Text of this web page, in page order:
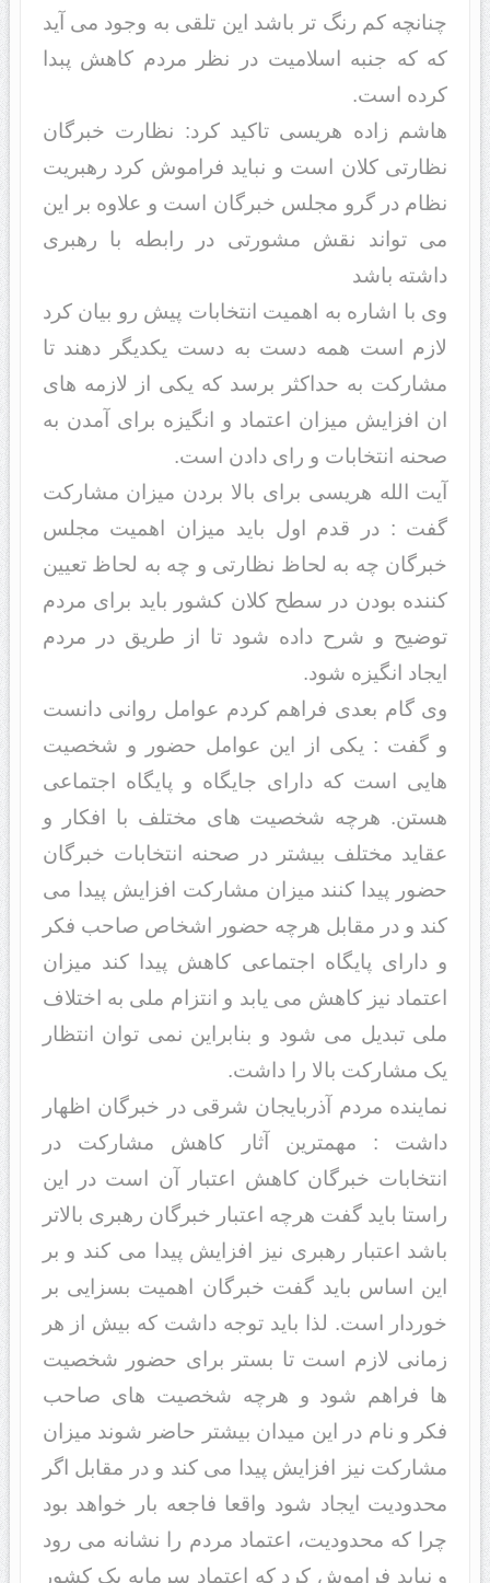
چنانچه کم رنگ تر باشد این تلقی به وجود می آید
که که جنبه اسلامیت در نظر مردم کاهش پبدا
کرده است.
هاشم زاده هریسی تاکید کرد: نظارت خبرگان
نظارتی کلان است و نباید فراموش کرد رهبریت
نظام در گرو مجلس خبرگان است و علاوه بر این
می تواند نقش مشورتی در رابطه با رهبری
داشته باشد
وی با اشاره به اهمیت انتخابات پیش رو بیان کرد
لازم است همه دست به دست یکدیگر دهند تا
مشارکت به حداکثر برسد که یکی از لازمه های
ان افزایش میزان اعتماد و انگیزه برای آمدن به
صحنه انتخابات و رای دادن است.
آیت الله هریسی برای بالا بردن میزان مشارکت
گفت : در قدم اول باید میزان اهمیت مجلس
خبرگان چه به لحاظ نظارتی و چه به لحاظ تعیین
کننده بودن در سطح کلان کشور باید برای مردم
توضیح و شرح داده شود تا از طریق در مردم
ایجاد انگیزه شود.
وی گام بعدی فراهم کردم عوامل روانی دانست
و گفت : یکی از این عوامل حضور و شخصیت
هایی است که دارای جایگاه و پایگاه اجتماعی
هستن. هرچه شخصیت های مختلف با افکار و
عقاید مختلف بیشتر در صحنه انتخابات خبرگان
حضور پیدا کنند میزان مشارکت افزایش پیدا می
کند و در مقابل هرچه حضور اشخاص صاحب فکر
و دارای پایگاه اجتماعی کاهش پیدا کند میزان
اعتماد نیز کاهش می یابد و انتزام ملی به اختلاف
ملی تبدیل می شود و بنابراین نمی توان انتظار
یک مشارکت بالا را داشت.
نماینده مردم آذربایجان شرقی در خبرگان اظهار
داشت : مهمترین آثار کاهش مشارکت در
انتخابات خبرگان کاهش اعتبار آن است در این
راستا باید گفت هرچه اعتبار خبرگان رهبری بالاتر
باشد اعتبار رهبری نیز افزایش پیدا می کند و بر
این اساس باید گفت خبرگان اهمیت بسزایی بر
خوردار است. لذا باید توجه داشت که بیش از هر
زمانی لازم است تا بستر برای حضور شخصیت
ها فراهم شود و هرچه شخصیت های صاحب
فکر و نام در این میدان بیشتر حاضر شوند میزان
مشارکت نیز افزایش پیدا می کند و در مقابل اگر
محدودیت ایجاد شود واقعا فاجعه بار خواهد بود
چرا که محدودیت، اعتماد مردم را نشانه می رود
و نباید فراموش کرد که اعتماد سرمایه یک کشور